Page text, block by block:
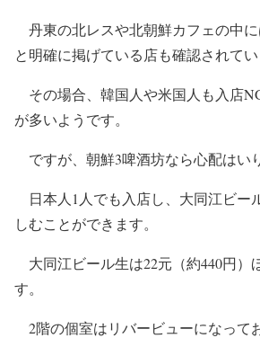
丹東の北レスや北朝鮮カフェの中
と明確に掲げている店も確認されてい
その場合、韓国人や米国人も入店
が多いようです。
ですが、朝鮮3啤酒坊なら心配はい
日本人1人でも入店し、大同江ビー
しむことができます。
大同江ビール生は22元（約440円）
す。
2階の個室はリバービューになって